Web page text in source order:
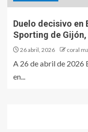
Duelo decisivo en
Sporting de
26 abril, 2026 coral
A 26 de abril de 2026
en...